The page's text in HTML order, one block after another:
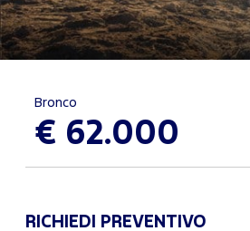
Bronco
€ 62.000
RICHIEDI PREVENTIVO